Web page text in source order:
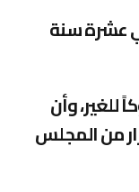
عشرة سنة
للغير، وأن
من المجلس